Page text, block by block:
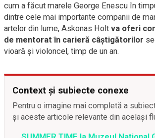
cum a făcut marele George Enescu în
dintre cele mai importante companii de
artelor din lume, Askonas Holt va oferi
de mentorat în carieră câștigătorilor
vioară și violoncel, timp de un an.
Context și subiecte conexe
Pentru o imagine mai completă a
și aceste articole relevante din același